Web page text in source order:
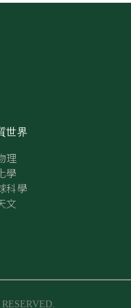
世界
理
學
科學
文